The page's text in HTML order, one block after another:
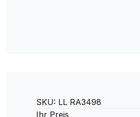
SKU: LL RA3498
Ihr Preis